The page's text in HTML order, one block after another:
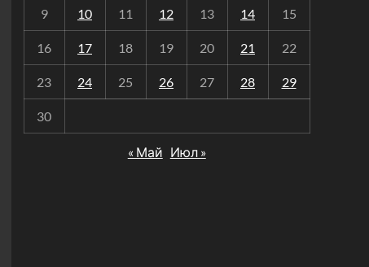
9 10 11 12 13 14 15
16 17 18 19 20 21 22
23 24 25 26 27 28 29
30
« Май Июл »